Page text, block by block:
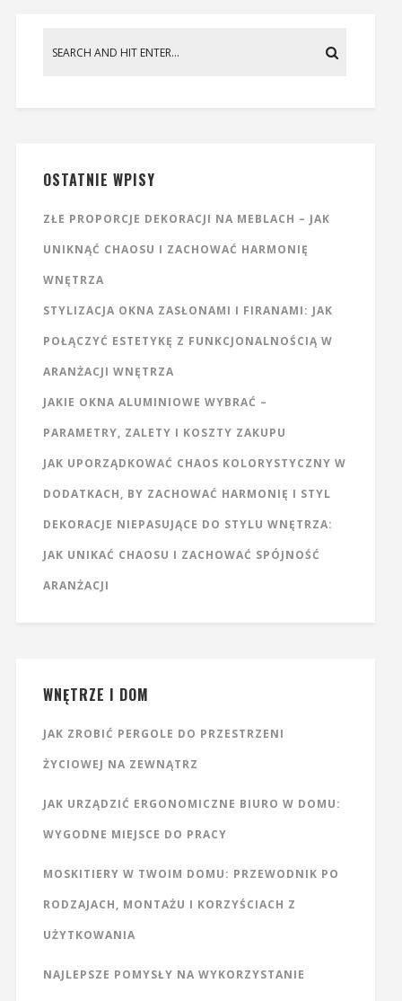
OSTATNIE WPISY
ZŁE PROPORCJE DEKORACJI NA MEBLACH – JAK
UNIKNĄĆ CHAOSU I ZACHOWAĆ HARMONIĘ
WNĘTRZA
STYLIZACJA OKNA ZASŁONAMI I FIRANAMI: JAK
POŁĄCZYĆ ESTETYKĘ Z FUNKCJONALNOŚCIĄ W
ARANŻACJI WNĘTRZA
JAKIE OKNA ALUMINIOWE WYBRAĆ –
PARAMETRY, ZALETY I KOSZTY ZAKUPU
JAK UPORZĄDKOWAĆ CHAOS KOLORYSTYCZNY W
DODATKACH, BY ZACHOWAĆ HARMONIĘ I STYL
DEKORACJE NIEPASUJĄCE DO STYLU WNĘTRZA:
JAK UNIKAĆ CHAOSU I ZACHOWAĆ SPÓJNOŚĆ
ARANŻACJI
WNĘTRZE I DOM
JAK ZROBIĆ PERGOLE DO PRZESTRZENI
ŻYCIOWEJ NA ZEWNĄTRZ
JAK URZĄDZIĆ ERGONOMICZNE BIURO W DOMU:
WYGODNE MIEJSCE DO PRACY
MOSKITIERY W TWOIM DOMU: PRZEWODNIK PO
RODZAJACH, MONTAŻU I KORZYŚCIACH Z
UŻYTKOWANIA
NAJLEPSZE POMYSŁY NA WYKORZYSTANIE